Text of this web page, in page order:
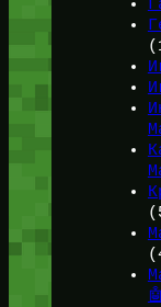
🤖